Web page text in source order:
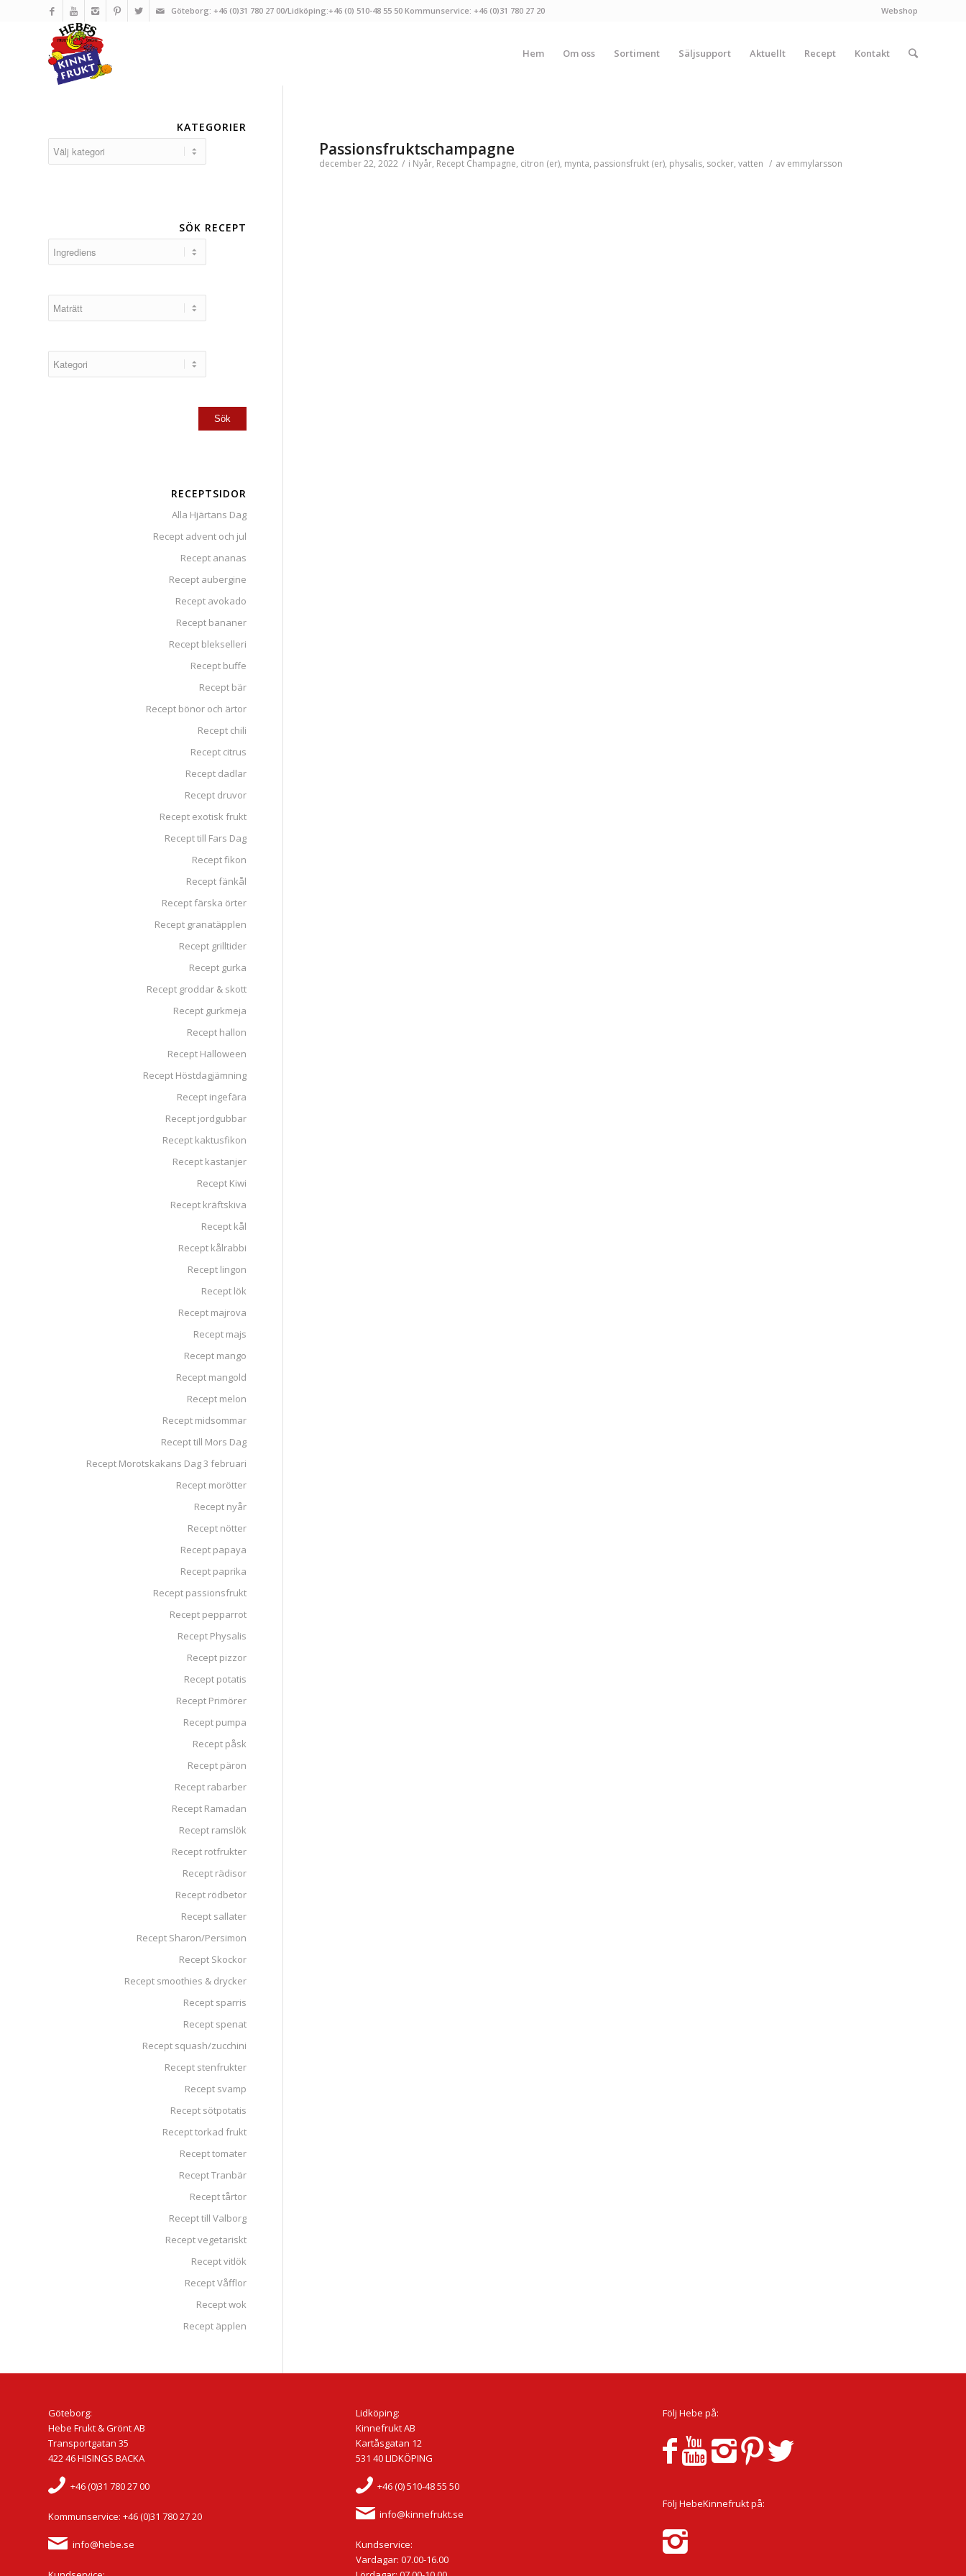
Webshop
Göteborg: +46 (0)31 780 27 00/Lidköping:+46 (0) 510-48 55 50 Kommunservice: +46 (0)31 780 27 20
Hem Om oss Sortiment Säljsupport Aktuellt Recept Kontakt
Passionsfruktschampagne
december 22, 2022 / i Nyår, Recept Champagne, citron (er), mynta, passionsfrukt (er), physalis, socker, vatten / av emmylarsson
KATEGORIER
SÖK RECEPT
RECEPTSIDOR
Alla Hjärtans Dag
Recept advent och jul
Recept ananas
Recept aubergine
Recept avokado
Recept bananer
Recept blekselleri
Recept buffe
Recept bär
Recept bönor och ärtor
Recept chili
Recept citrus
Recept dadlar
Recept druvor
Recept exotisk frukt
Recept till Fars Dag
Recept fikon
Recept fänkål
Recept färska örter
Recept granatäpplen
Recept grilltider
Recept gurka
Recept groddar & skott
Recept gurkmeja
Recept hallon
Recept Halloween
Recept Höstdagjämning
Recept ingefära
Recept jordgubbar
Recept kaktusfikon
Recept kastanjer
Recept Kiwi
Recept kräftskiva
Recept kål
Recept kålrabbi
Recept lingon
Recept lök
Recept majrova
Recept majs
Recept mango
Recept mangold
Recept melon
Recept midsommar
Recept till Mors Dag
Recept Morotskakans Dag 3 februari
Recept morötter
Recept nyår
Recept nötter
Recept papaya
Recept paprika
Recept passionsfrukt
Recept pepparrot
Recept Physalis
Recept pizzor
Recept potatis
Recept Primörer
Recept pumpa
Recept påsk
Recept päron
Recept rabarber
Recept Ramadan
Recept ramslök
Recept rotfrukter
Recept rädisor
Recept rödbetor
Recept sallater
Recept Sharon/Persimon
Recept Skockor
Recept smoothies & drycker
Recept sparris
Recept spenat
Recept squash/zucchini
Recept stenfrukter
Recept svamp
Recept sötpotatis
Recept torkad frukt
Recept tomater
Recept Tranbär
Recept tårtor
Recept till Valborg
Recept vegetariskt
Recept vitlök
Recept Våfflor
Recept wok
Recept äpplen
Göteborg:
Hebe Frukt & Grönt AB
Transportgatan 35
422 46 HISINGS BACKA
+46 (0)31 780 27 00
Kommunservice: +46 (0)31 780 27 20
info@hebe.se
Lidköping:
Kinnefrukt AB
Kartåsgatan 12
531 40 LIDKÖPING
+46 (0) 510-48 55 50
info@kinnefrukt.se
Kundservice:
Vardagar: 07.00-16.00
Följ Hebe på:
Följ HebeKinnefrukt på: